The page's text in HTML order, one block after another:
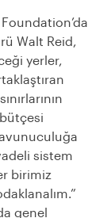
Foundation’da
Walt Reid,
yerler,
sistem
birimiz
genel